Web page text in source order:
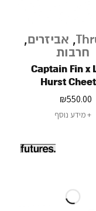
, אביזרים,
חרבות
Captain Fin x
Hurst
₪550.00
מידע נוסף